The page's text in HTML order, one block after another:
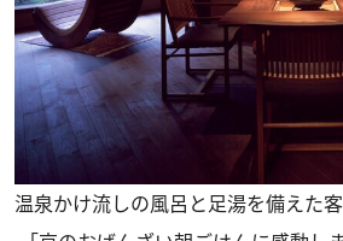
温泉かけ流しの風呂と足湯を備えた客